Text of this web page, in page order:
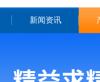
新闻资讯